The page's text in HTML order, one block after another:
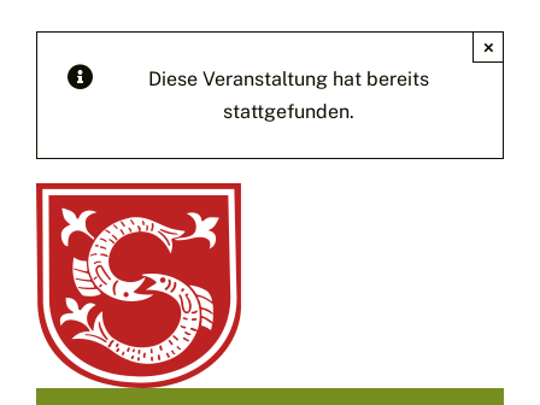
Diese Veranstaltung hat bereits
stattgefunden.
×